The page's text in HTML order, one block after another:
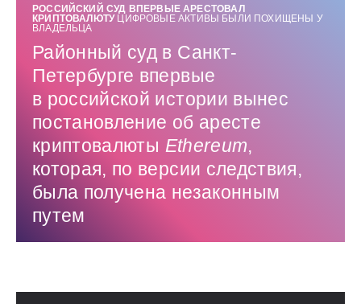
РОССИЙСКИЙ СУД ВПЕРВЫЕ АРЕСТОВАЛ
КРИПТОВАЛЮТУ ЦИФРОВЫЕ АКТИВЫ БЫЛИ ПОХИЩЕНЫ У
ВЛАДЕЛЬЦА
Районный суд в Санкт-
Петербурге впервые
в российской истории вынес
постановление об аресте
криптовалюты Ethereum,
которая, по версии следствия,
была получена незаконным
путем